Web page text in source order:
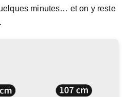
minutes… et on y reste